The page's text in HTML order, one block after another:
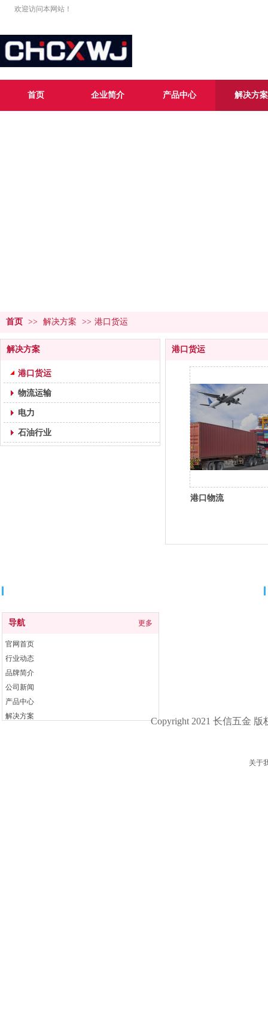
欢迎访问本网站！
首页 企业简介 产品中心 解决方案
首页 >> 解决方案 >> 港口货运
解决方案
港口货运
物流运输
电力
石油行业
港口货运
港口物流
导航 更多
官网首页
行业动态
品牌简介
公司新闻
产品中心
解决方案
Copyright 2021 长信五金
关于